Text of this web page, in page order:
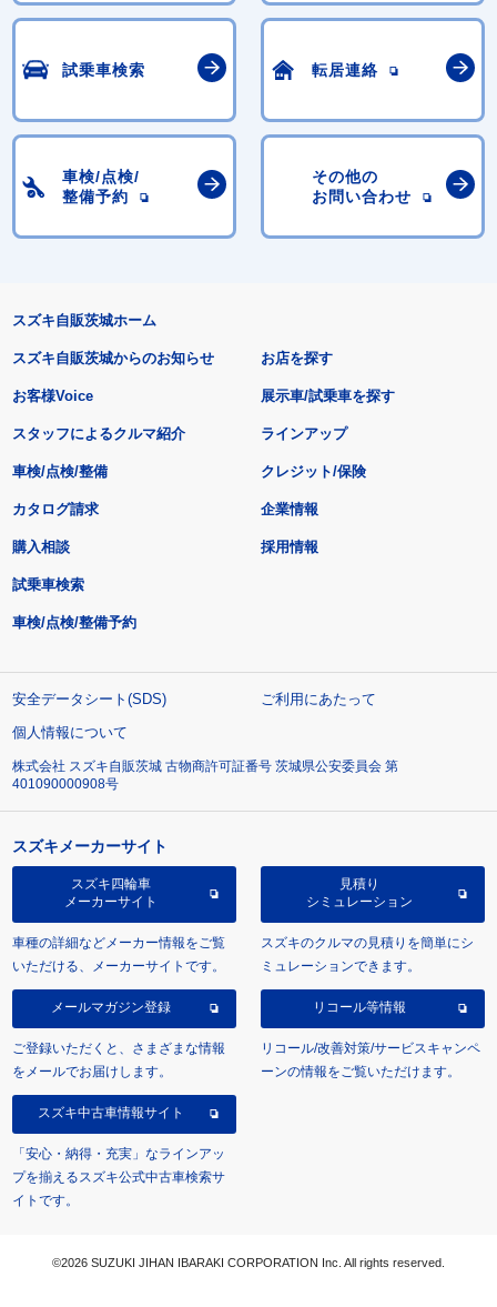
試乗車検索 転居連絡
車検/点検/
整備予約
その他の
お問い合わせ
スズキ自販茨城ホーム
スズキ自販茨城からのお知らせ
お客様Voice
スタッフによるクルマ紹介
お店を探す
展示車/試乗車を探す
ラインアップ
車検/点検/整備 クレジット/保険
カタログ請求
購入相談
試乗車検索
車検/点検/整備予約
企業情報
採用情報
安全データシート(SDS)
ご利用にあたって
個人情報について
株式会社 スズキ自販茨城 古物商許可証番号 茨城県公安委員会 第
401090000908号
スズキメーカーサイト
スズキ四輪車
メーカーサイト
車種の詳細などメーカー情報をご覧
いただける、メーカーサイトです。
見積り
シミュレーション
スズキのクルマの見積りを簡単にシ
ミュレーションできます。
メールマガジン登録
ご登録いただくと、さまざまな情報
をメールでお届けします。
リコール等情報
リコール/改善対策/サービスキャンペ
ーンの情報をご覧いただけます。
スズキ中古車情報サイト
「安心・納得・充実」なラインアッ
プを揃えるスズキ公式中古車検索サ
イトです。
©2026 SUZUKI JIHAN IBARAKI CORPORATION Inc. All rights reserved.